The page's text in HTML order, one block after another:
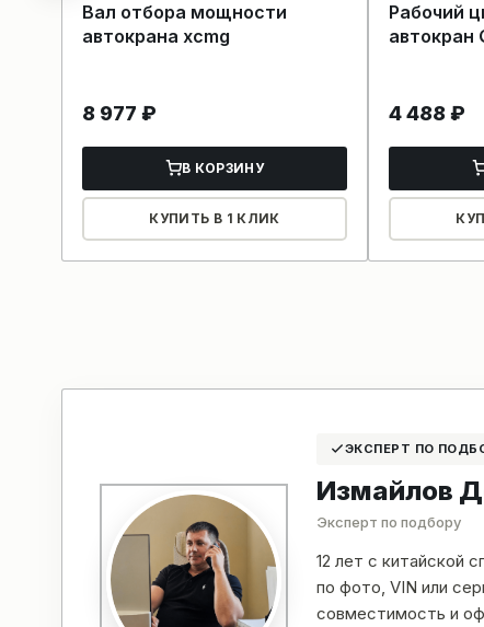
Вал отбора мощности
автокрана xcmg
8 977 ₽
В КОРЗИНУ
КУПИТЬ В 1 КЛИК
Рабочий
автокран
4 488 ₽
ЭКСПЕРТ ПО
Измайлов
Эксперт по подбору
12 лет с китайской
по фото, VIN или
совместимость и